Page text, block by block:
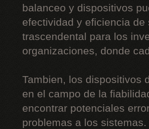
balanceo y dispositivos
efectividad y eficiencia
trascendental para los
organizaciones, donde
Tambien, los dispositivos
en el campo de la
encontrar potenciales
problemas a los